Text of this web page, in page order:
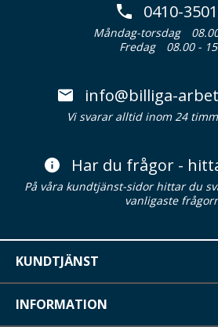
0410-
Måndag-torsdag
Fredag
08.00 -
info@billiga-
Vi svarar alltid inom 24
Har du frågor -
På våra kundtjänst-sidor hittar du
vanligaste
KUNDTJÄNST
INFORMATION